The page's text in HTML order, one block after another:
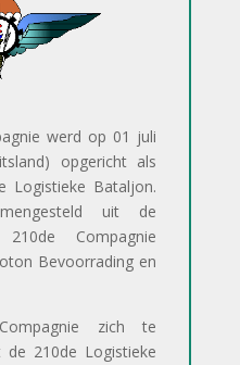
werd op 01 juli
opgericht als
Logistieke Bataljon.
uit de
Compagnie
Bevoorrading en
zich te
de 210de Logistieke